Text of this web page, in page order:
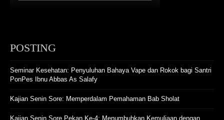
POSTING
Seminar Kesehatan: Penyuluhan Bahaya Vape dan Rokok bagi Santri
PonPes Ibnu Abbas As Salafy
Kajian Senin Sore: Memperdalam Pemahaman Bab Sholat
Kajian Senin Sore Pekan Ke-4: Menumbuhkan Kemuliaan dengan